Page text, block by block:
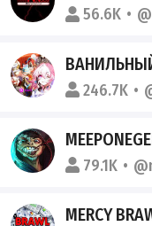
56.6K
ВАНИЛЬНЫЙ
246.7K
79.1K
MERCY